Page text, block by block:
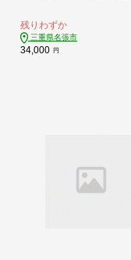
残りわずか
三重県名張市
34,000 円